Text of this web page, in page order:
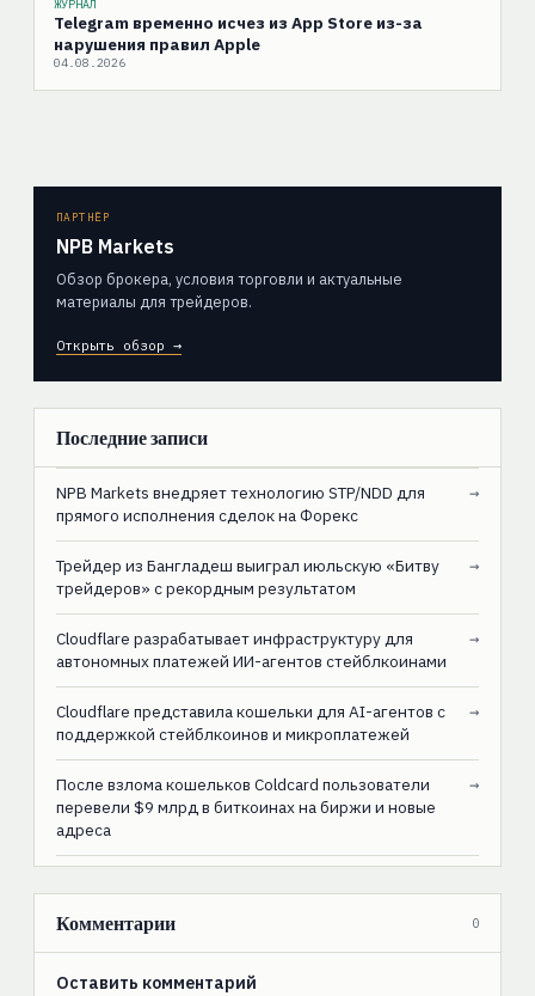
ЖУРНАЛ
Telegram временно исчез из App Store из-за
нарушения правил Apple
04.08.2026
ПАРТНЁР
NPB Markets
Обзор брокера, условия торговли и актуальные
материалы для трейдеров.
Открыть обзор →
Последние записи
NPB Markets внедряет технологию STP/NDD для
прямого исполнения сделок на Форекс
→
Трейдер из Бангладеш выиграл июльскую «Битву
трейдеров» с рекордным результатом
→
Cloudflare разрабатывает инфраструктуру для
автономных платежей ИИ-агентов стейблкоинами
→
Cloudflare представила кошельки для AI-агентов с
поддержкой стейблкоинов и микроплатежей
→
После взлома кошельков Coldcard пользователи
перевели $9 млрд в биткоинах на биржи и новые
адреса
→
Комментарии 0
Оставить комментарий